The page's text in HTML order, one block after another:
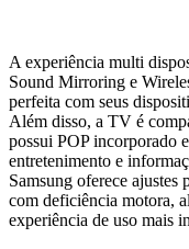
A experiência multi
Sound Mirroring e
perfeita com seus
Além disso, a TV é
possui POP incorporado
entretenimento e
Samsung oferece ajustes
com deficiência motora,
experiência de uso mais